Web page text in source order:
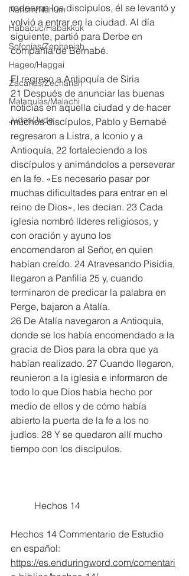
Nahúm/Nahum
Habacuc/Habakkuk
Sofonías/Zephaniah
Hageo/Haggai
Zacarías/Zechariah
Malaquías/Malachi
Judas/Jude
rodearon los discípulos, él se levantó y
volvió a entrar en la ciudad. Al día
siguiente, partió para Derbe en
compañía de Bernabé.
El regreso a Antioquía de Siria
21 Después de anunciar las buenas
noticias en aquella ciudad y de hacer
muchos discípulos, Pablo y Bernabé
regresaron a Listra, a Iconio y a
Antioquía, 22 fortaleciendo a los
discípulos y animándolos a perseverar
en la fe. «Es necesario pasar por
muchas dificultades para entrar en el
reino de Dios», les decían. 23 Cada
iglesia nombró líderes religiosos, y
con oración y ayuno los
encomendaron al Señor, en quien
habían creído. 24 Atravesando Pisidia,
llegaron a Panfilia 25 y, cuando
terminaron de predicar la palabra en
Perge, bajaron a Atalía.
26 De Atalía navegaron a Antioquía,
donde se los había encomendado a la
gracia de Dios para la obra que ya
habían realizado. 27 Cuando llegaron,
reunieron a la iglesia e informaron de
todo lo que Dios había hecho por
medio de ellos y de cómo había
abierto la puerta de la fe a los no
judíos. 28 Y se quedaron allí mucho
tiempo con los discípulos.
	Hechos 14
Hechos 14 Commentario de Estudio
en español:
https://es.enduringword.com/comentari